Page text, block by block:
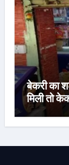
बेकरी का
मिली तो